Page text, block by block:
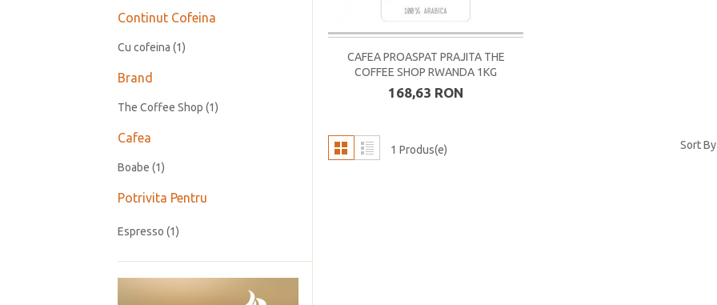
CAFEA PROASPAT PRAJITA THE
COFFEE SHOP RWANDA 1KG
168,63 RON
1 Produs(e) Sort By
Continut Cofeina
Cu cofeina (1)
Brand
The Coffee Shop (1)
Cafea
Boabe (1)
Potrivita Pentru
Espresso (1)